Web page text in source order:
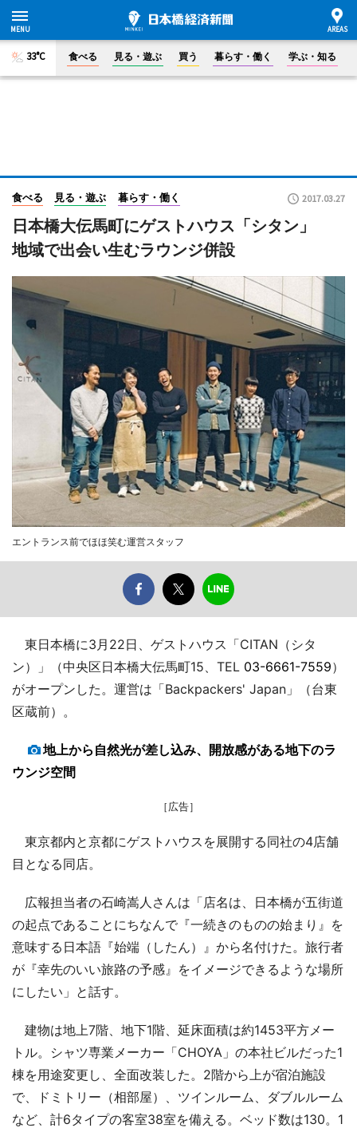
33°C 食べる 見る・遊ぶ 買う 暮らす・働く 学ぶ・知る
食べる 見る・遊ぶ 暮らす・働く 2017.03.27
日本橋大伝馬町にゲストハウス「シタン」
地域で出会い生むラウンジ併設
エントランス前でほほ笑む運営スタッフ
東日本橋に3月22日、ゲストハウス「CITAN（シタ
ン）」（中央区日本橋大伝馬町15、TEL 03-6661-7559）
がオープンした。運営は「Backpackers' Japan」（台東
区蔵前）。
地上から自然光が差し込み、開放感がある地下のラ
ウンジ空間
［広告］
東京都内と京都にゲストハウスを展開する同社の4店舗
目となる同店。
広報担当者の石崎嵩人さんは「店名は、日本橋が五街道
の起点であることにちなんで『一続きのものの始まり』を
意味する日本語『始端（したん）』から名付けた。旅行者
が『幸先のいい旅路の予感』をイメージできるような場所
にしたい」と話す。
建物は地上7階、地下1階、延床面積は約1453平方メー
トル。シャツ専業メーカー「CHOYA」の本社ビルだった1
棟を用途変更し、全面改装した。2階から上が宿泊施設
で、ドミトリー（相部屋）、ツインルーム、ダブルルーム
など、計6タイプの客室38室を備える。ベッド数は130。1